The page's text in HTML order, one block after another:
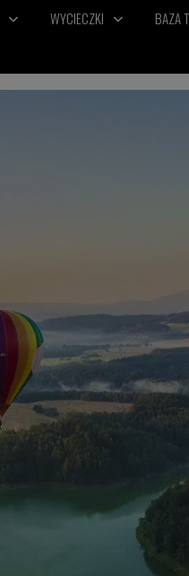
WYCIECZKI BAZA